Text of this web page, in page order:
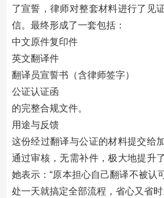
了宣誓，律师对整套材料进行了见
信。最终形成了一套包括：
中文原件复印件
英文翻译件
翻译员宣誓书（含律师签字）
公证认证函
的完整合规文件。
用途与反馈
这份经过翻译与公证的材料提交给
通过审核，无需补件，极大地提升
她表示：“原本担心自己翻译不被认
处一天就搞定全部流程，省心又省时